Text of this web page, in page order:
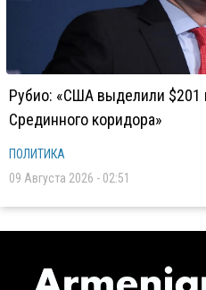
Рубио: «США выделили $201
Срединного коридора»
ПОЛИТИКА
09 Августа 2026 - 02:51